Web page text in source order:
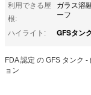
利用できる屋
根:
ガラス溶
ーフ
ハイライト: GFSタン
FDA 認定 の GFS タンク
ョン